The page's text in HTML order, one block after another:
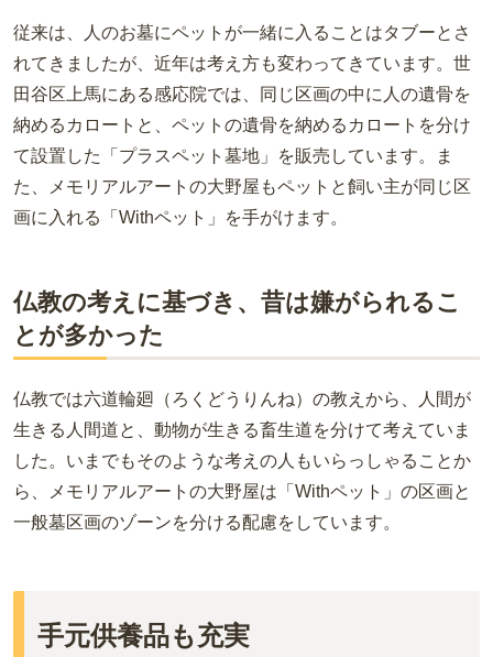
従来は、人のお墓にペットが一緒に入ることはタブーとさ
れてきましたが、近年は考え方も変わってきています。世
田谷区上馬にある感応院では、同じ区画の中に人の遺骨を
納めるカロートと、ペットの遺骨を納めるカロートを分け
て設置した「プラスペット墓地」を販売しています。ま
た、メモリアルアートの大野屋もペットと飼い主が同じ区
画に入れる「Withペット」を手がけます。
仏教の考えに基づき、昔は嫌がられるこ
とが多かった
仏教では六道輪廻（ろくどうりんね）の教えから、人間が
生きる人間道と、動物が生きる畜生道を分けて考えていま
した。いまでもそのような考えの人もいらっしゃることか
ら、メモリアルアートの大野屋は「Withペット」の区画と
一般墓区画のゾーンを分ける配慮をしています。
手元供養品も充実